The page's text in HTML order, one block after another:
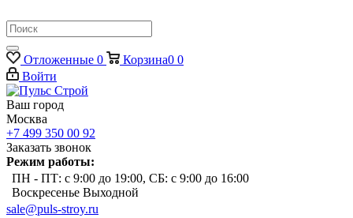
Отложенные 0 Корзина0 0
Войти
Ваш город
Москва
+7 499 350 00 92
Заказать звонок
Режим работы:
ПН - ПТ: с 9:00 до 19:00, СБ: с 9:00 до 16:00
Воскресенье Выходной
sale@puls-stroy.ru